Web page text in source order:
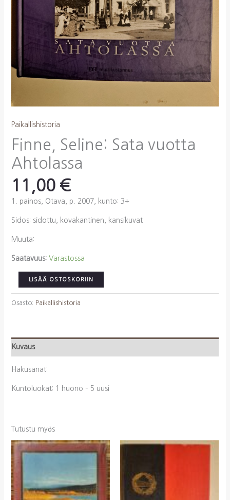
Paikallishistoria
Finne, Seline: Sata vuotta
Ahtolassa
11,00 €
1. painos, Otava, p. 2007, kunto: 3+
Sidos: sidottu, kovakantinen, kansikuvat
Muuta:
Saatavuus: Varastossa
Finne,
Seline:
Sata
LISÄÄ OSTOSKORIIN
Osasto: Paikallishistoria
Kuvaus
Hakusanat:
Kuntoluokat: 1 huono – 5 uusi
Tutustu myös